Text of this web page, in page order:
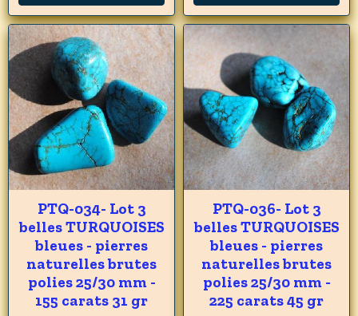
PTQ-034- Lot 3
belles TURQUOISES
bleues - pierres
naturelles brutes
polies 25/30 mm -
155 carats 31 gr
PTQ-036- Lot 3
belles TURQUOISES
bleues - pierres
naturelles brutes
polies 25/30 mm -
225 carats 45 gr